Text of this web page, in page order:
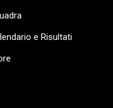
e Risultati